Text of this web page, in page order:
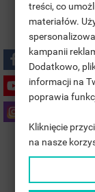
Polski
5 Lat
Polityka
Zasady
Zasady
MOJE
((TITLE))
((LABEL))
ZALOGUJ
MUSISZ BYĆ
SWOJEJ
treści, co
materiałów.
kampanii
Dodatkowo,
informacji na
poprawia
Kliknięcie
na nasze